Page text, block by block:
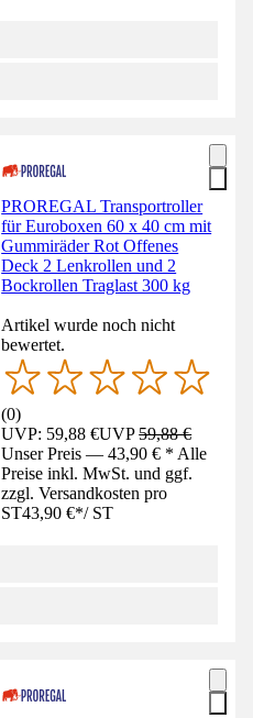
PROREGAL Transportroller
für Euroboxen 60 x 40 cm mit
Gummiräder Rot Offenes
Deck 2 Lenkrollen und 2
Bockrollen Traglast 300 kg
Artikel wurde noch nicht
bewertet.
(0)
UVP: 59,88 €UVP59,88 €
Unser Preis — 43,90 € * Alle
Preise inkl. MwSt. und ggf.
zzgl. Versandkosten pro
ST43,90 €*/ ST